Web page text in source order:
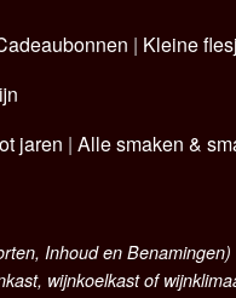
| Kleine
jaren | Alle smaken &
Inhoud en Benamingen)
wijnkoelkast of